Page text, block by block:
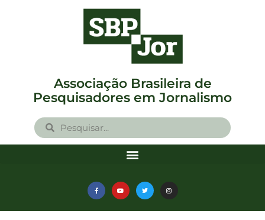
Associação Brasileira de
Pesquisadores em Jornalismo